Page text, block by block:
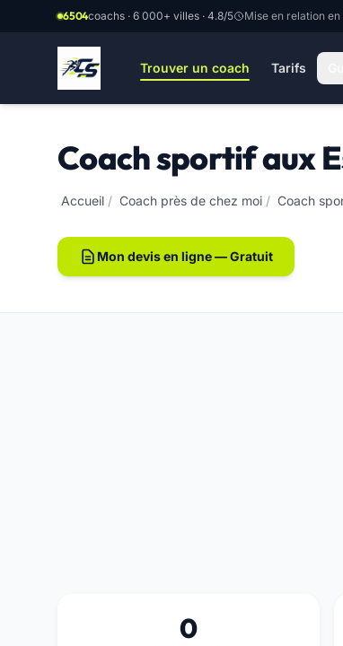
Aller au contenu principal
6504coachs · 6 000+ villes · 4.8/5 Mise en relation en
Trouver un coach Tarifs
Coach sportif aux
Accueil / Coach près de chez moi / Coach
Mon devis en ligne — Gratuit
0